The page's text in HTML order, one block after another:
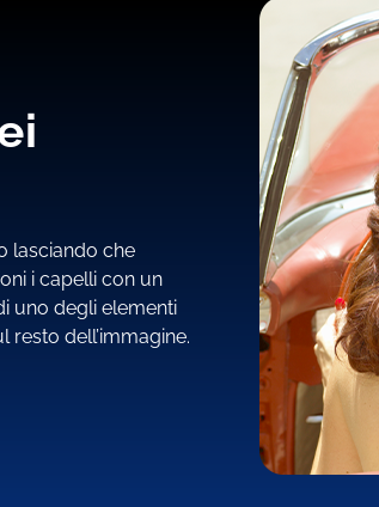
lasciando che
i capelli con un
uno degli elementi
resto dell’immagine.